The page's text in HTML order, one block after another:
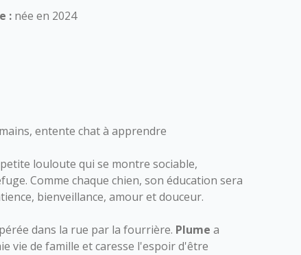
: née en 2024
entente chat à apprendre
louloute qui se montre sociable,
Comme chaque chien, son éducation sera
bienveillance, amour et douceur.
dans la rue par la fourrière. Plume a
vie de famille et caresse l'espoir d'être